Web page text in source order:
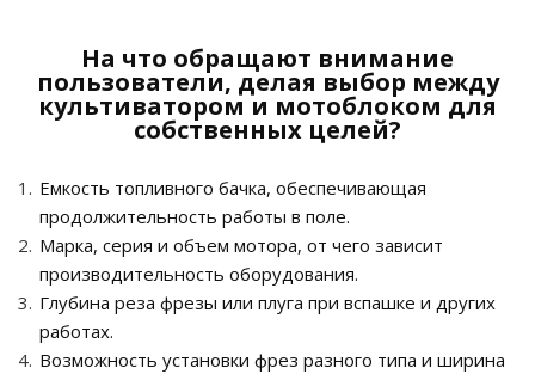
На что обращают внимание
пользователи, делая выбор между
культиватором и мотоблоком для
собственных целей?
Емкость топливного бачка, обеспечивающая
продолжительность работы в поле.
Марка, серия и объем мотора, от чего зависит
производительность оборудования.
Глубина реза фрезы или плуга при вспашке и других
работах.
Возможность установки фрез разного типа и ширина